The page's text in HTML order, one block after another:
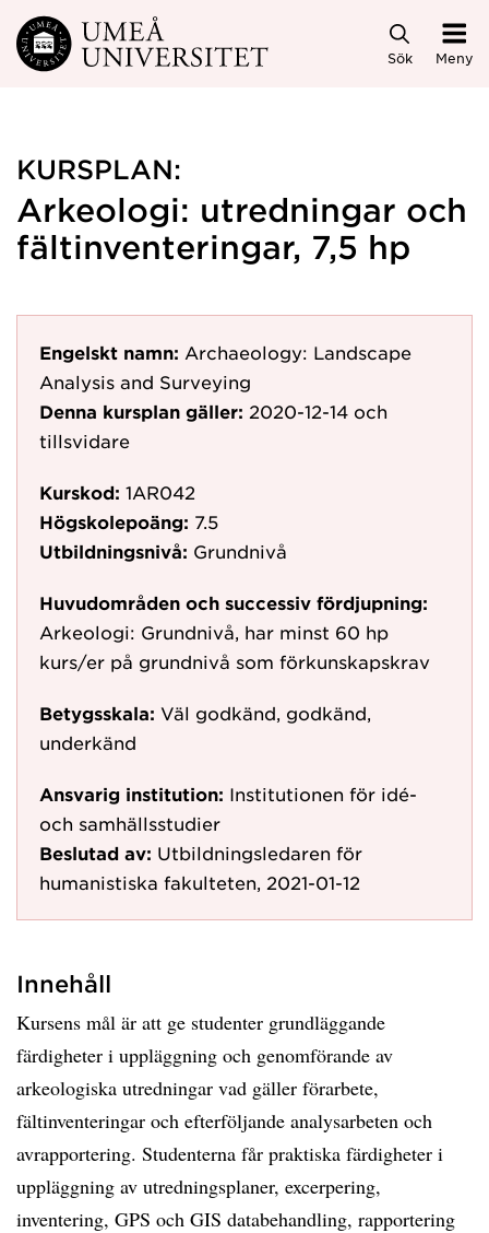
Hoppa direkt till innehållet
Sök Meny
KURSPLAN:
Arkeologi: utredningar och
fältinventeringar, 7,5 hp
Engelskt namn: Archaeology: Landscape
Analysis and Surveying
Denna kursplan gäller: 2020-12-14 och
tillsvidare
Kurskod: 1AR042
Högskolepoäng: 7.5
Utbildningsnivå: Grundnivå
Huvudområden och successiv fördjupning:
Arkeologi: Grundnivå, har minst 60 hp
kurs/er på grundnivå som förkunskapskrav
Betygsskala: Väl godkänd, godkänd,
underkänd
Ansvarig institution: Institutionen för idé-
och samhällsstudier
Beslutad av: Utbildningsledaren för
humanistiska fakulteten, 2021-01-12
Innehåll
Kursens mål är att ge studenter grundläggande
färdigheter i uppläggning och genomförande av
arkeologiska utredningar vad gäller förarbete,
fältinventeringar och efterföljande analysarbeten och
avrapportering. Studenterna får praktiska färdigheter i
uppläggning av utredningsplaner, excerpering,
inventering, GPS och GIS databehandling, rapportering